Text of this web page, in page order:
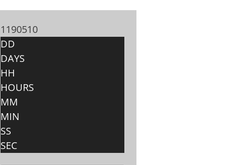
1190510
DD
DAYS
HH
HOURS
MM
MIN
SS
SEC